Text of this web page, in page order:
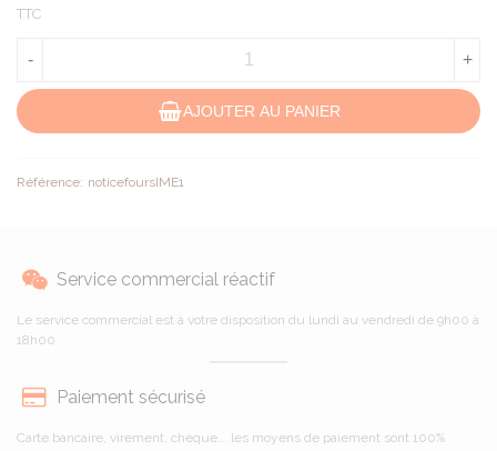
TTC
- +
AJOUTER AU PANIER
Référence: noticefoursIME1
Service commercial réactif
Le service commercial est à votre disposition du lundi au vendredi de 9h00 à
18h00
Paiement sécurisé
Carte bancaire, virement, chèque... les moyens de paiement sont 100%